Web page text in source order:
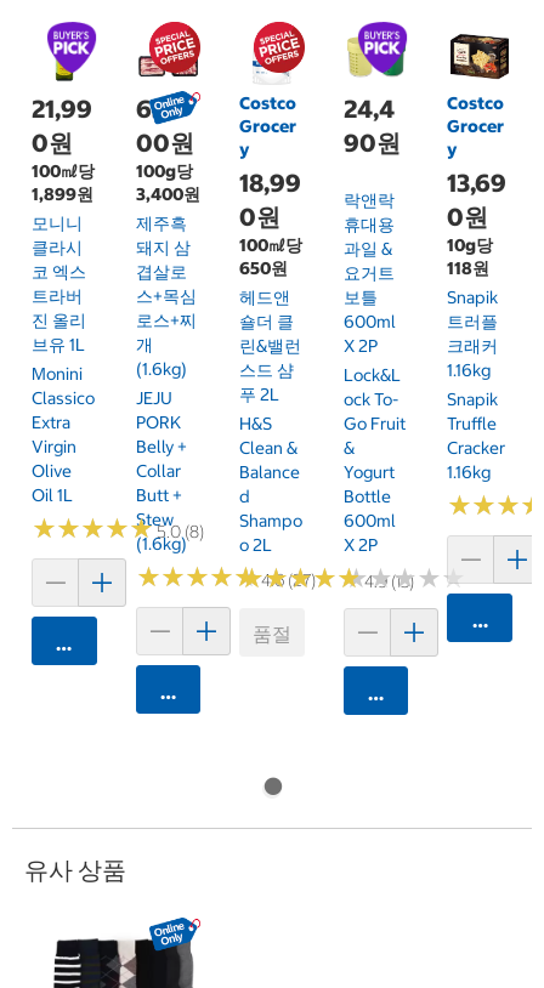
21,99
0원
100㎖당
1,899원
모니니
클라시
코 엑스
트라버
진 올리
브유 1L
Monini
Classico
Extra
Virgin
Olive
Oil 1L
★★★★★
★★★★★5.0 (8)
카트에 담기
63,9
00원
100g당
3,400원
제주흑
돼지 삼
겹살로
스+목심
로스+찌
개
(1.6kg)
JEJU
PORK
Belly +
Collar
Butt +
Stew
(1.6kg)
★★★★★
★★★★★4.6 (27)
카트에 담기
Costco
Grocer
y
18,99
0원
100㎖당
650원
헤드앤
숄더 클
린&밸런
스드 샴
푸 2L
H&S
Clean &
Balance
D
Shampo
O 2L
★★★★★
★★★★★4.9 (13)
품절
24,4
90원
락앤락
휴대용
과일 &
요거트
보틀
600ml
X 2P
Lock&L
Ock To-
Go Fruit
&
Yogurt
Bottle
600ml
X 2P
★★★★★
★★★★★
카트에 담기
Costco
Grocer
y
13,69
0원
10g당
118원
Snapik
트러플
크래커
1.16kg
Snapik
Truffle
Cracker
1.16kg
★★★
★★★
카트에
유사 상품